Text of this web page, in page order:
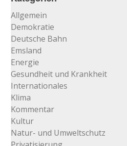
Allgemein
Demokratie
Deutsche Bahn
Emsland
Energie
Gesundheit und Krankheit
Internationales
Klima
Kommentar
Kultur
Natur- und Umweltschutz